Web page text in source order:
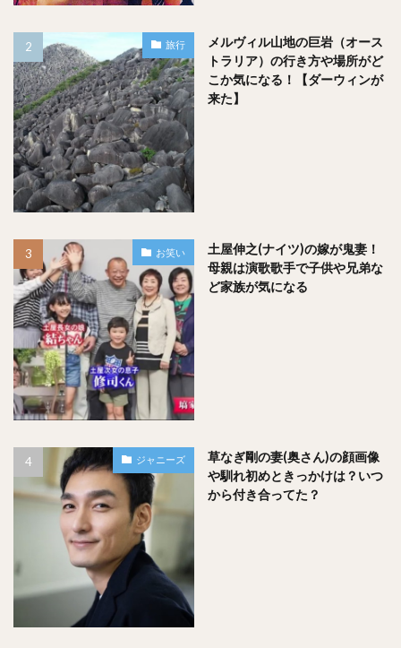
「Lizard Island Airport」島なので除外するとクックタウン空
港じゃないかな
③ クックタウン空港 → メルヴィル山地の巨岩
がオススメって書いてありました。
Google Mapの距離で言うと約２６０kmくらい。
東京 – 名古屋より近いくらいの距離感です。
言う訳では無いです。
そんな日本みたいに道路が整備されている訳ではないので、
道が非常に荒いようで、『１２時間くらいは覚悟してくださ
いね！』くらいの記述がありました…。
旅行
メルヴィル山地の巨岩（オース
トラリア）の行き方や場所がど
こか気になる！【ダーウィンが
来た】
お笑い
土屋伸之(ナイツ)の嫁が鬼妻！
母親は演歌歌手で子供や兄弟な
ど家族が気になる
ジャニーズ
草なぎ剛の妻(奥さん)の顔画像
や馴れ初めときっかけは？いつ
から付き合ってた？